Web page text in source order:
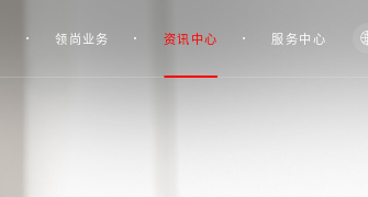
领尚业务 资讯中心 服务中心